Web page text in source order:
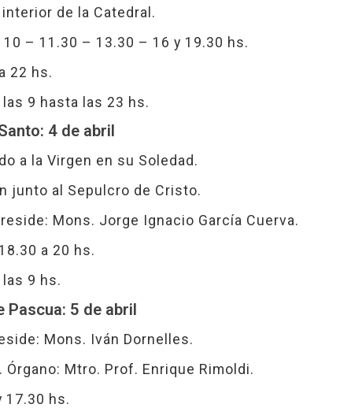
de la Catedral.
– 11.30 – 13.30 – 16 y 19.30 hs.
22 hs.
9 hasta las 23 hs.
4 de abril
a la Virgen en su Soledad.
junto al Sepulcro de Cristo.
Mons. Jorge Ignacio García Cuerva.
a 20 hs.
9 hs.
Pascua: 5 de abril
Mons. Iván Dornelles.
Mtro. Prof. Enrique Rimoldi.
17.30 hs.